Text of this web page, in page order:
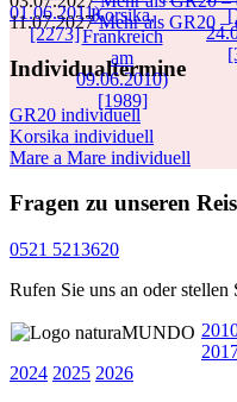
11.07.2027Mehr als GR20 –
Individualtermine
GR20 individuell
Korsika individuell
Mare a Mare individuell
Fragen zu unseren
0521 5213620
Rufen Sie uns an oder stellen
2024 2025 2026